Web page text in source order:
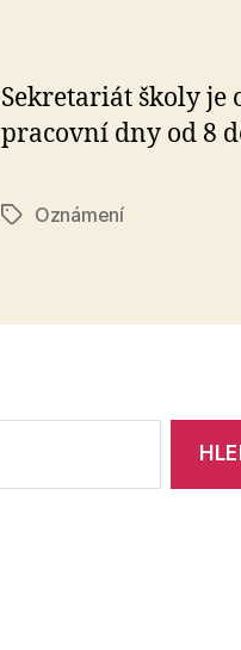
Sekretariát školy
pracovní dny od 8
ŠtítkyOznámení